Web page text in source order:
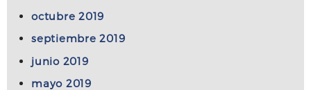
octubre 2019
septiembre 2019
junio 2019
mayo 2019